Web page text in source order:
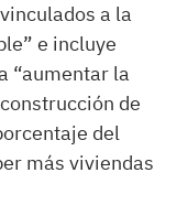
a la
e incluye
“aumentar la
de
del
más viviendas